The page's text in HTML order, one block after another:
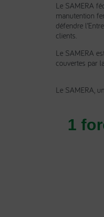
Le SAMERA
manutention
défendre
clients.
Le SAMERA
couvertes par
Le SAMERA,
1